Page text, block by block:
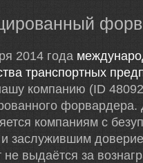
2014 года
транспортных
компанию (ID
форвардера.
компаниям с
и заслужившим
выдаётся за